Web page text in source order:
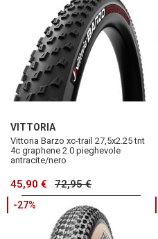
VITTORIA
Vittoria Barzo xc-trail 27,5x2.25 tnt
4c graphene 2.0 pieghevole
antracite/nero
45,90 € 72,95 €
-27%